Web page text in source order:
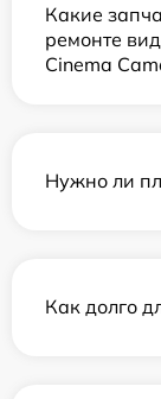
Какие
ремонте
Cinema
Нужно ли
Как долго